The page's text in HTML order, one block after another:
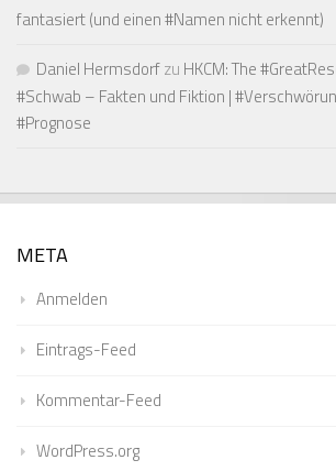
fantasiert (und einen #Namen nicht erkennt)
Daniel Hermsdorfzu HKCM: The
#Schwab – Fakten und Fiktion |
#Prognose
META
Anmelden
Eintrags-Feed
Kommentar-Feed
WordPress.org